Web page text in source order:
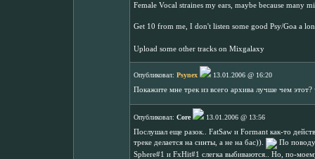
Female Vocal straines my ears, maybe because many
Get 10 from me, I don't listen some good Psy/Goa a
Upload some other tracks on Mixgalaxy
Опубликовал: Psynex
13.01.2006 @ 16:20
Покажите мне трек из всего архива лучше чем
Опубликовал: Core
13.01.2006 @ 13:56
Послушал еще разок.. FatSaw и Formant как-то
треке делается на синты, а не на бас)).
По
Sphere#1 и FxHit#1 слегка выбиваются.. Но, по-